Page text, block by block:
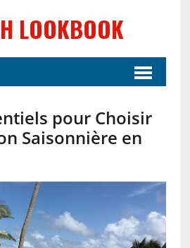
LOOKBOOK
pour Choisir
Saisonnière en